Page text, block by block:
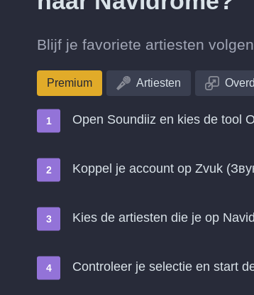
Blijf je favoriete artiesten
Premium Artiesten
Open Soundiiz en kies de tool
Koppel je account op Zvuk
Kies de artiesten die je op
Controleer je selectie en start